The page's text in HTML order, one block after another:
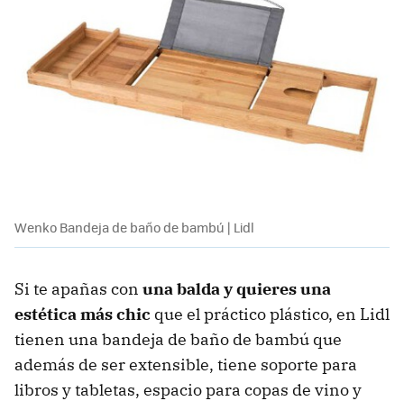
Wenko Bandeja de baño de bambú | Lidl
Si te apañas con una balda y quieres una
estética más chic que el práctico plástico, en Lidl
tienen una bandeja de baño de bambú que
además de ser extensible, tiene soporte para
libros y tabletas, espacio para copas de vino y